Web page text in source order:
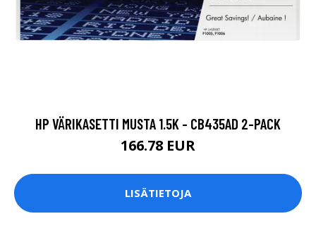
HP VÄRIKASETTI MUSTA 1.5K - CB435AD 2-PACK
166.78 EUR
LISÄTIETOJA